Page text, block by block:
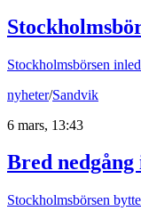
Stockholmsbörsen
nyheter/Sandvik
6 mars, 13:43
Bred
Stockholmsbörsen